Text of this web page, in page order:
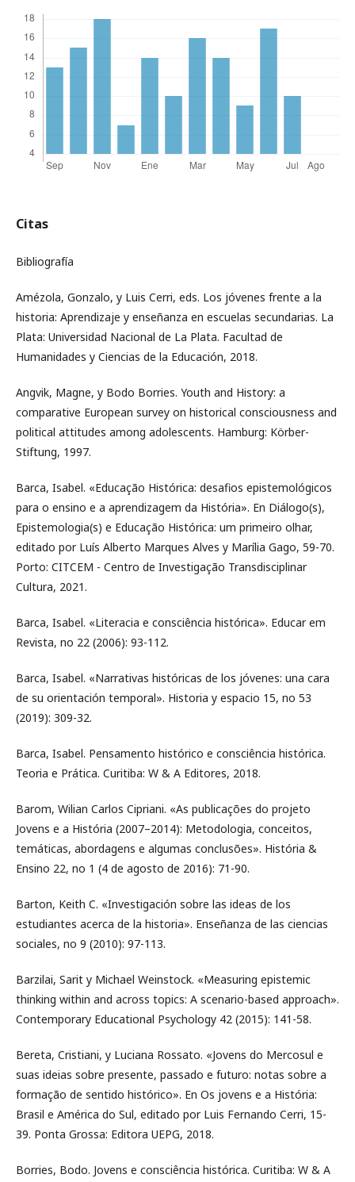
Citas
Bibliografía
Amézola, Gonzalo, y Luis Cerri, eds. Los jóvenes frente a la
historia: Aprendizaje y enseñanza en escuelas secundarias. La
Plata: Universidad Nacional de La Plata. Facultad de
Humanidades y Ciencias de la Educación, 2018.
Angvik, Magne, y Bodo Borries. Youth and History: a
comparative European survey on historical consciousness and
political attitudes among adolescents. Hamburg: Körber-
Stiftung, 1997.
Barca, Isabel. «Educação Histórica: desafios epistemológicos
para o ensino e a aprendizagem da História». En Diálogo(s),
Epistemologia(s) e Educação Histórica: um primeiro olhar,
editado por Luís Alberto Marques Alves y Marília Gago, 59-70.
Porto: CITCEM - Centro de Investigação Transdisciplinar
Cultura, 2021.
Barca, Isabel. «Literacia e consciência histórica». Educar em
Revista, no 22 (2006): 93-112.
Barca, Isabel. «Narrativas históricas de los jóvenes: una cara
de su orientación temporal». Historia y espacio 15, no 53
(2019): 309-32.
Barca, Isabel. Pensamento histórico e consciência histórica.
Teoria e Prática. Curitiba: W & A Editores, 2018.
Barom, Wilian Carlos Cipriani. «As publicações do projeto
Jovens e a História (2007–2014): Metodologia, conceitos,
temáticas, abordagens e algumas conclusões». História &
Ensino 22, no 1 (4 de agosto de 2016): 71-90.
Barton, Keith C. «Investigación sobre las ideas de los
estudiantes acerca de la historia». Enseñanza de las ciencias
sociales, no 9 (2010): 97-113.
Barzilai, Sarit y Michael Weinstock. «Measuring epistemic
thinking within and across topics: A scenario-based approach».
Contemporary Educational Psychology 42 (2015): 141-58.
Bereta, Cristiani, y Luciana Rossato. «Jovens do Mercosul e
suas ideias sobre presente, passado e futuro: notas sobre a
formação de sentido histórico». En Os jovens e a História:
Brasil e América do Sul, editado por Luis Fernando Cerri, 15-
39. Ponta Grossa: Editora UEPG, 2018.
Borries, Bodo. Jovens e consciência histórica. Curitiba: W & A